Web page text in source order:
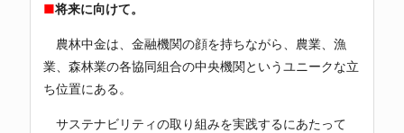
■将来に向けて。
農林中金は、金融機関の顔を持ちながら、農業、漁
業、森林業の各協同組合の中央機関というユニークな立
ち位置にある。
サステナビリティの取り組みを実践するにあたって